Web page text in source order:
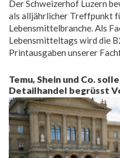
Der Schweizerhof Luzern
als alljährlicher Treffpunkt
Lebensmittelbranche. Als
Lebensmitteltags wird die
Printausgaben unserer
Temu, Shein und Co.
Detailhandel begrüsst